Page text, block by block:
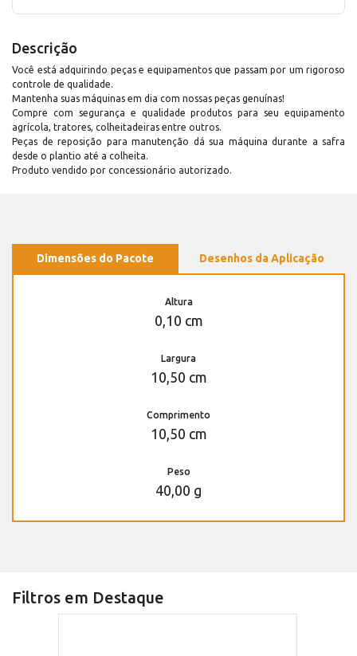
Descrição
Você está adquirindo peças e equipamentos que passam por um rigoroso
controle de qualidade.
Mantenha suas máquinas em dia com nossas peças genuínas!
Compre com segurança e qualidade produtos para seu equipamento
agrícola, tratores, colheitadeiras entre outros.
Peças de reposição para manutenção dá sua máquina durante a safra
desde o plantio até a colheita.
Produto vendido por concessionário autorizado.
Dimensões do Pacote Desenhos da Aplicação
Altura
0,10 cm
Largura
10,50 cm
Comprimento
10,50 cm
Peso
40,00 g
Filtros em Destaque